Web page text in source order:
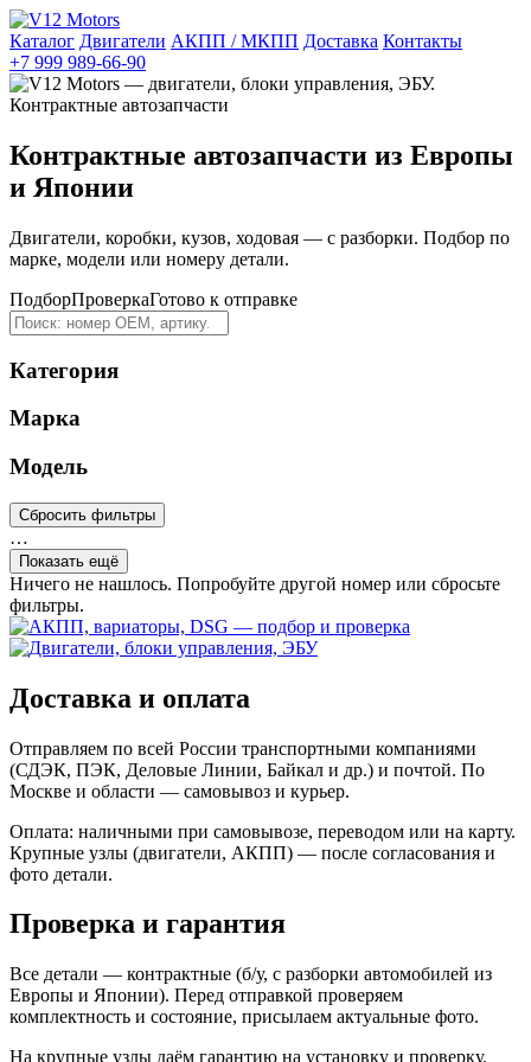
Каталог Двигатели АКПП / МКПП Доставка Контакты
+7 999 989-66-90
Контрактные автозапчасти из Европы
и Японии
Двигатели, коробки, кузов, ходовая — с разборки. Подбор по
марке, модели или номеру детали.
ПодборПроверкаГотово к отправке
Категория
Марка
Модель
Сбросить фильтры
…
Показать ещё
Ничего не нашлось. Попробуйте другой номер или сбросьте
фильтры.
Доставка и оплата
Отправляем по всей России транспортными компаниями
(СДЭК, ПЭК, Деловые Линии, Байкал и др.) и почтой. По
Москве и области — самовывоз и курьер.
Оплата: наличными при самовывозе, переводом или на карту.
Крупные узлы (двигатели, АКПП) — после согласования и
фото детали.
Проверка и гарантия
Все детали — контрактные (б/у, с разборки автомобилей из
Европы и Японии). Перед отправкой проверяем
комплектность и состояние, присылаем актуальные фото.
На крупные узлы даём гарантию на установку и проверку.